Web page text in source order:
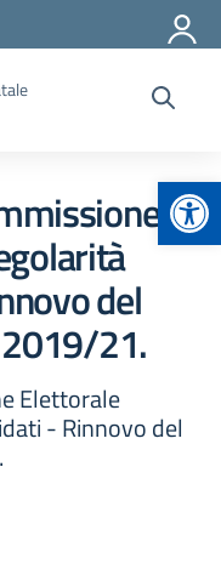
del
21.
Elettorale
- Rinnovo del